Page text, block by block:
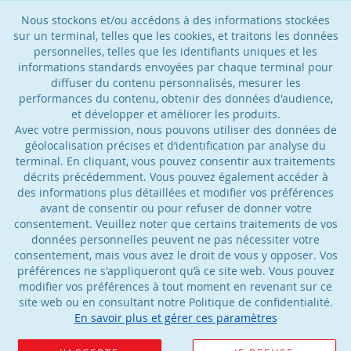
Nous stockons et/ou accédons à des informations stockées
sur un terminal, telles que les cookies, et traitons les données
personnelles, telles que les identifiants uniques et les
informations standards envoyées par chaque terminal pour
diffuser du contenu personnalisés, mesurer les
performances du contenu, obtenir des données d'audience,
et développer et améliorer les produits.
Avec votre permission, nous pouvons utiliser des données de
géolocalisation précises et d’identification par analyse du
terminal. En cliquant, vous pouvez consentir aux traitements
décrits précédemment. Vous pouvez également accéder à
des informations plus détaillées et modifier vos préférences
avant de consentir ou pour refuser de donner votre
consentement. Veuillez noter que certains traitements de vos
données personnelles peuvent ne pas nécessiter votre
consentement, mais vous avez le droit de vous y opposer. Vos
préférences ne s'appliqueront qu’à ce site web. Vous pouvez
modifier vos préférences à tout moment en revenant sur ce
site web ou en consultant notre Politique de confidentialité.
En savoir plus et gérer ces paramètres